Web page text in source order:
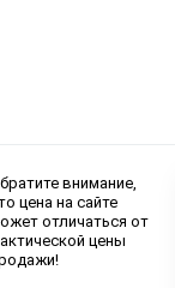
внимание,
цена на сайте
отличаться от
цены